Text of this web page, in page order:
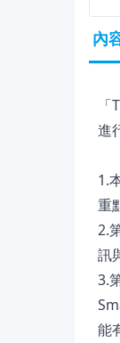
內
進
1.
重
2.
訊
3.
能